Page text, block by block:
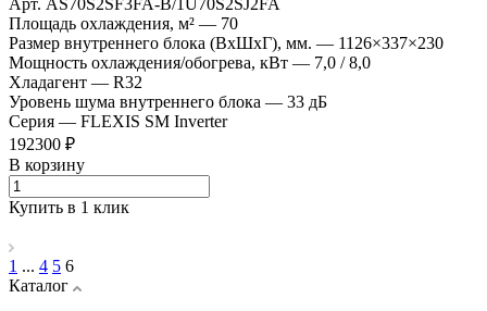
Площадь охлаждения, м² — 70
Размер внутреннего блока (ВхШхГ), мм. — 1126×337×230
Мощность охлаждения/обогрева, кВт — 7,0 / 8,0
Хладагент — R32
Уровень шума внутреннего блока — 33 дБ
Серия — FLEXIS SM Inverter
192300 ₽
В корзину
Купить в 1 клик
1 ... 4 5 6
Каталог